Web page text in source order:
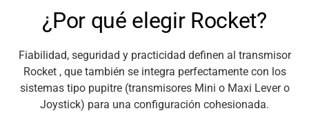
¿Por qué elegir Rocket?
Fiabilidad, seguridad y practicidad definen al transmisor
Rocket , que también se integra perfectamente con los
sistemas tipo pupitre (transmisores Mini o Maxi Lever o
Joystick) para una configuración cohesionada.